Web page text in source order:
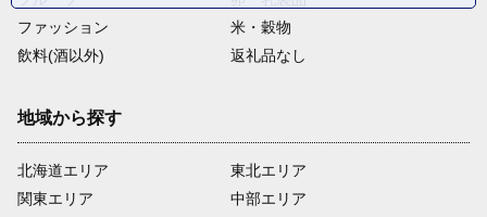
ファッション
米・穀物
飲料(酒以外)
返礼品なし
地域から探す
北海道エリア
関東エリア
東北エリア
中部エリア